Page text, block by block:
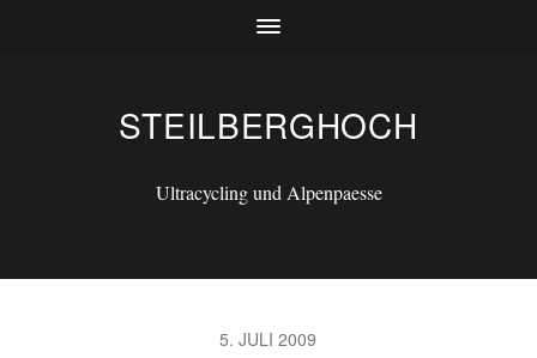
STEILBERGHOCH
Ultracycling und Alpenpaesse
5. JULI 2009